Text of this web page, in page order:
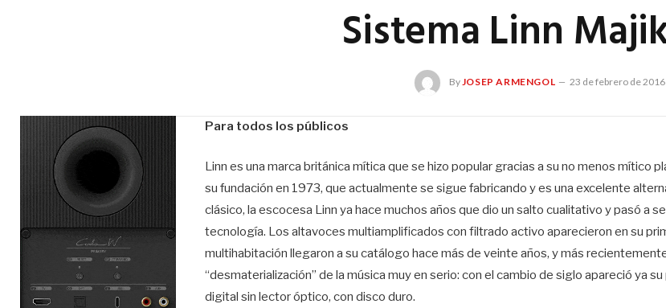
Sistema Linn
ByJOSEP ARMENGOL 23 de febrero de 2016
Para todos los públicos
Linn es una marca británica mítica que se hizo popular gracias a su no menos mítico
su fundación en 1973, que actualmente se sigue fabricando y es una excelente
clásico, la escocesa Linn ya hace muchos años que dio un salto cualitativo y pasó a
tecnología. Los altavoces multiamplificados con filtrado activo aparecieron en su
multihabitación llegaron a su catálogo hace más de veinte años, y más
“desmaterialización” de la música muy en serio: con el cambio de siglo apareció ya
digital sin lector óptico, con disco duro.